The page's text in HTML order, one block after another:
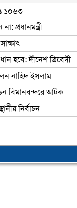
১০৬৩
প্রধানমন্ত্রী
হবে: দীনেশ ত্রিবেদী
নাহিদ ইসলাম
বিমানবন্দরে আটক
নির্বাচন